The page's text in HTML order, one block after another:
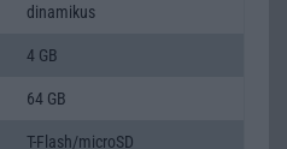
dinamikus
4 GB
64 GB
T-Flash/microSD